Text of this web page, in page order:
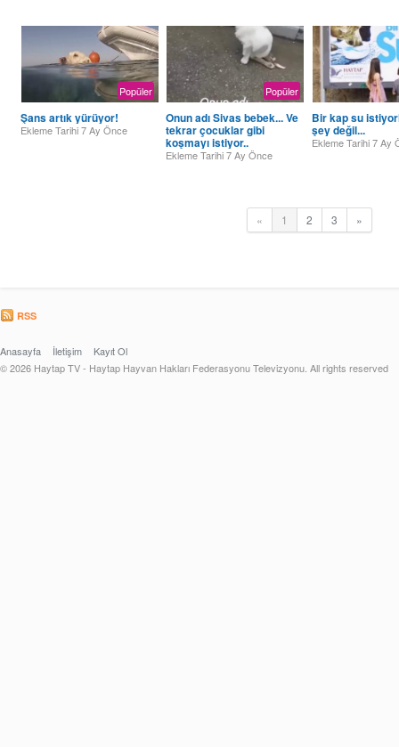
Popüler
Şans artık yürüyor!
Ekleme Tarihi7 Ay Önce
Popüler
Onun adı Sivas bebek... Ve
tekrar çocuklar gibi
koşmayı istiyor..
Ekleme Tarihi7 Ay Önce
Bir kap su
şey değil...
Ekleme Tarihi7 Ay
« 1 2 3 »
RSS
Anasayfa İletişim
Kayıt Ol
© 2026 Haytap TV - Haytap Hayvan Hakları Federasyonu Televizyonu. All rights reserved